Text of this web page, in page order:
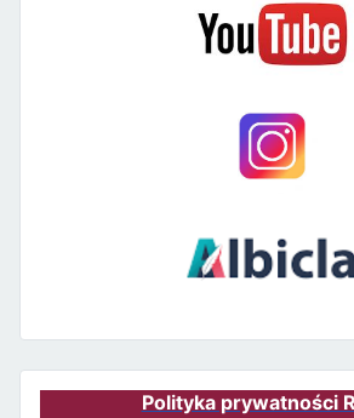
Polityka prywatności